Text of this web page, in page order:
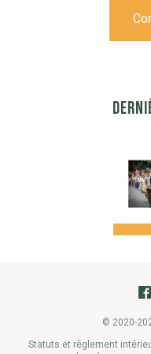
© 2020-
Statuts et règlement